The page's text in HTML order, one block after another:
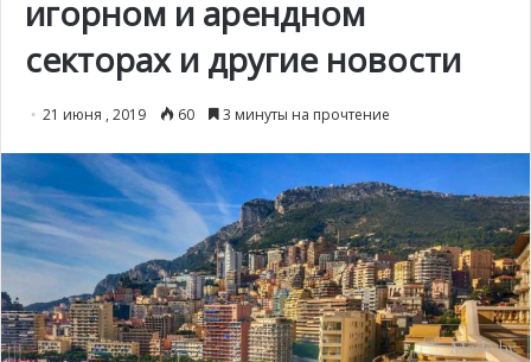
игорном и арендном
секторах и другие новости
21 июня , 2019 60 3 минуты на прочтение